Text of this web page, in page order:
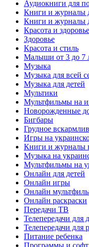
Аудиокниги для
Книги и журналы
Книги и журналы
Красота и
Здоровье
Красота и стиль
Малыши от 3 до 7
Музыка
Музыка для всей
Музыка для детей
Мультики
Мультфильмы на
Новорожденные
Бигбары
Грудное
Игры на
Книги и журналы
Музыка на
Мультфильмы на
Онлайн для детей
Онлайн игры
Онлайн
Онлайн раскраски
Передачи ТВ
Телепередачи для
Телепередачи для
Питание ребенка
Программы и софт